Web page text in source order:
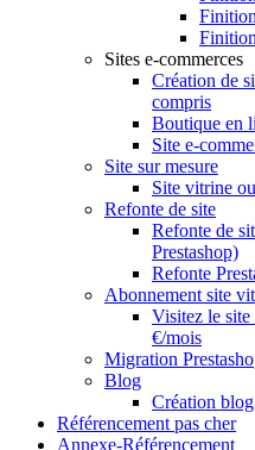
Sites e-commerces
Création de
compris
Boutique en
Site e-
Site sur mesure
Site vitrine
Refonte de site
Refonte de
Prestashop)
Refonte
Abonnement site
Visitez le site
€/mois
Migration
Blog
Création
Référencement pas cher
Annexe-Référencement